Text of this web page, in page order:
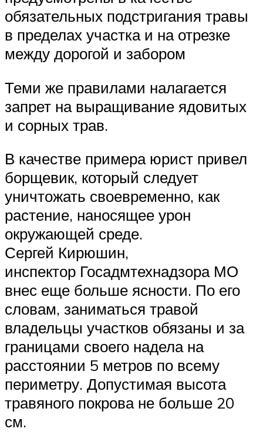
обязательных подстригания травы
в пределах участка и на отрезке
между дорогой и забором
Теми же правилами налагается
запрет на выращивание ядовитых
и сорных трав.
В качестве примера юрист привел
борщевик, который следует
уничтожать своевременно, как
растение, наносящее урон
окружающей среде.
Сергей Кирюшин,
инспектор Госадмтехнадзора МО
внес еще больше ясности. По его
словам, заниматься травой
владельцы участков обязаны и за
границами своего надела на
расстоянии 5 метров по всему
периметру. Допустимая высота
травяного покрова не больше 20
см.